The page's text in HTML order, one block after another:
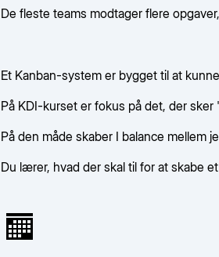
De fleste teams modtager flere
Et Kanban-system er bygget til at
På KDI-kurset er fokus på det, der
På den måde skaber I balance mellem
Du lærer, hvad der skal til for at skabe